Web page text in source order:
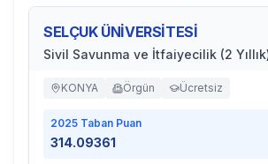
SELÇUK ÜNİVERSİTESİ
Sivil Savunma ve İtfaiyecilik (2
KONYA Örgün Ücretsiz
2025 Taban Puan
314.09361